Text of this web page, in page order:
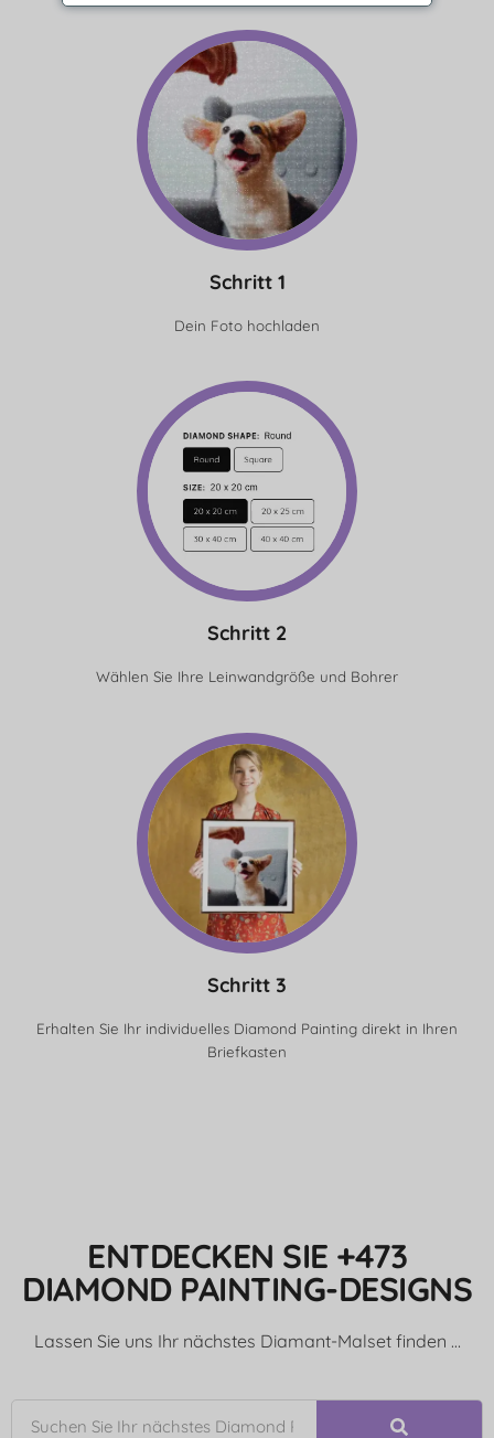
Schritt 1
Dein Foto hochladen
Schritt 2
Wählen Sie Ihre Leinwandgröße und Bohrer
Schritt 3
Erhalten Sie Ihr individuelles Diamond Painting direkt in Ihren
Briefkasten
ENTDECKEN SIE +473
DIAMOND PAINTING-DESIGNS
Lassen Sie uns Ihr nächstes Diamant-Malset finden …